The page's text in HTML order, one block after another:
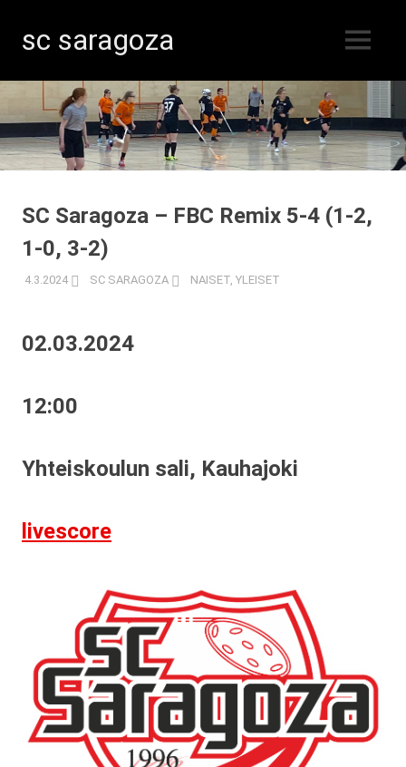
sc saragoza
Kristiinankaupungissa
vuodesta
1996
MENU
SC Saragoza – FBC Remix 5-4 (1-2,
1-0, 3-2)
4.3.2024 SC SARAGOZA NAISET, YLEISET
02.03.2024
12:00
Yhteiskoulun sali, Kauhajoki
livescore